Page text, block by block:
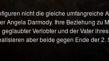
nicht die gleiche umfangreiche
Angela Darmody. Ihre Beziehung zu
Verlobter und der Vater
aber beide gegen Ende der